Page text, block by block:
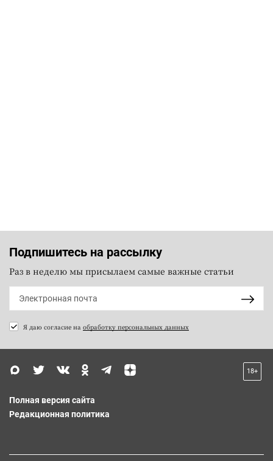
Подпишитесь на рассылку
Раз в неделю мы присылаем самые важные статьи
Я даю согласие на обработку персональных данных
18+
Полная версия сайта
Редакционная политика